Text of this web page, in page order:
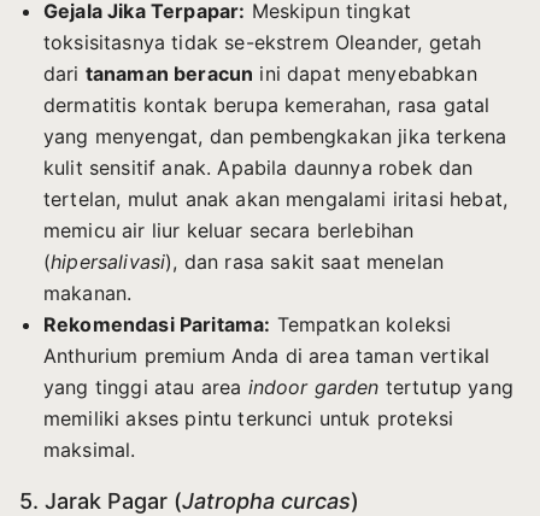
Gejala Jika Terpapar: Meskipun tingkat
toksisitasnya tidak se-ekstrem Oleander, getah
dari tanaman beracun ini dapat menyebabkan
dermatitis kontak berupa kemerahan, rasa gatal
yang menyengat, dan pembengkakan jika terkena
kulit sensitif anak. Apabila daunnya robek dan
tertelan, mulut anak akan mengalami iritasi hebat,
memicu air liur keluar secara berlebihan
(hipersalivasi), dan rasa sakit saat menelan
makanan.
Rekomendasi Paritama: Tempatkan koleksi
Anthurium premium Anda di area taman vertikal
yang tinggi atau area indoor garden tertutup yang
memiliki akses pintu terkunci untuk proteksi
maksimal.
5. Jarak Pagar (Jatropha curcas)